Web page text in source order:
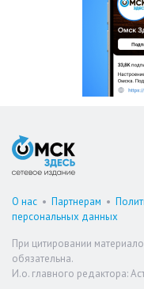
О нас • Партнерам •
персональных данных
При цитировании
обязательна.
И.о. главного редактора: